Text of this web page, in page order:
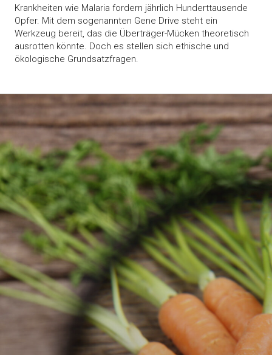
Krankheiten wie Malaria fordern jährlich Hunderttausende
Opfer. Mit dem sogenannten Gene Drive steht ein
Werkzeug bereit, das die Überträger-Mücken theoretisch
ausrotten könnte. Doch es stellen sich ethische und
ökologische Grundsatzfragen.